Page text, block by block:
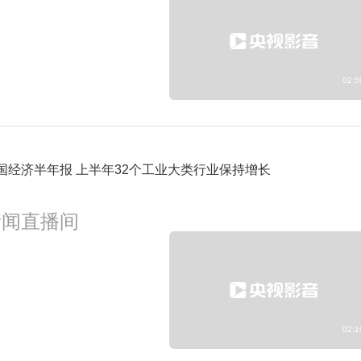
经济半年报 上半年32个工业大类行业保持增长
直播间